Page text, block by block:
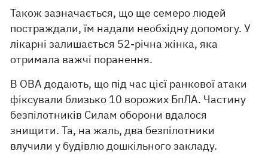
Також зазначається, що ще семеро людей
постраждали, їм надали необхідну допомогу. У
лікарні залишається 52-річна жінка, яка
отримала важчі поранення.
В ОВА додають, що під час цієї ранкової атаки
фіксували близько 10 ворожих БпЛА. Частину
безпілотників Силам оборони вдалося
знищити. Та, на жаль, два безпілотники
влучили у будівлю дошкільного закладу.